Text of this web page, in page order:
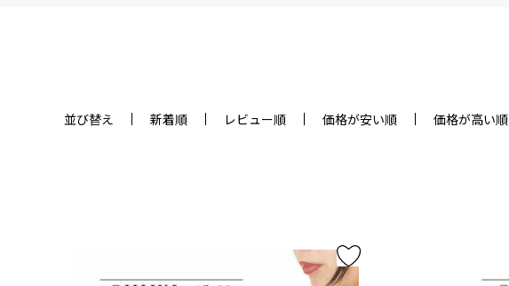
並び替え 新着順 レビュー順 価格が安い順 価格が高い順